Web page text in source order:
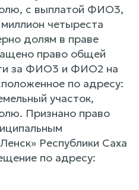
с выплатой ФИО3,
четыреста
долям в праве
право общей
за ФИО3 и ФИО2 на
по адресу:
участок,
Признано право
Республики Саха
по адресу: